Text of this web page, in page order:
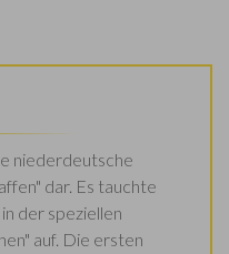
niederdeutsche
dar. Es tauchte
der speziellen
auf. Die ersten